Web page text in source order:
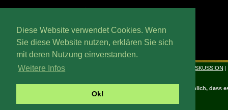
Diese Website verwendet Cookies. Wenn
Sie diese Website nutzen, erklären Sie sich
mit deren Nutzung einverstanden.
Weitere Infos
Ok!
Trewstag, 15. Wedmath 2026
DISKUSSION |
Es ist unwahrscheinlich, dass